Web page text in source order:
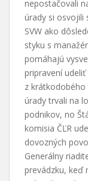
nepostačovali
úrady si osvojili
SVW ako
styku s
pomáhajú
pripravení udeliť
z krátkodobého
úrady trvali na
podnikov, no
komisia ČĽR
dovozných
Generálny
prevádzku, keď